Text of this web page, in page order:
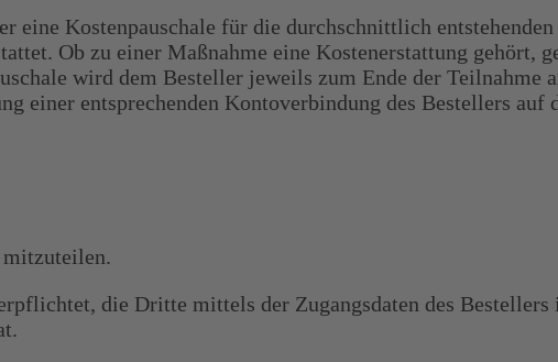
Kostenpauschale für die durchschnittlich
Ob zu einer Maßnahme eine Kostenerstattung gehört,
wird dem Besteller jeweils zum Ende der Teilnahme
einer entsprechenden Kontoverbindung des Bestellers auf
die Dritte mittels der Zugangsdaten des Bestellers